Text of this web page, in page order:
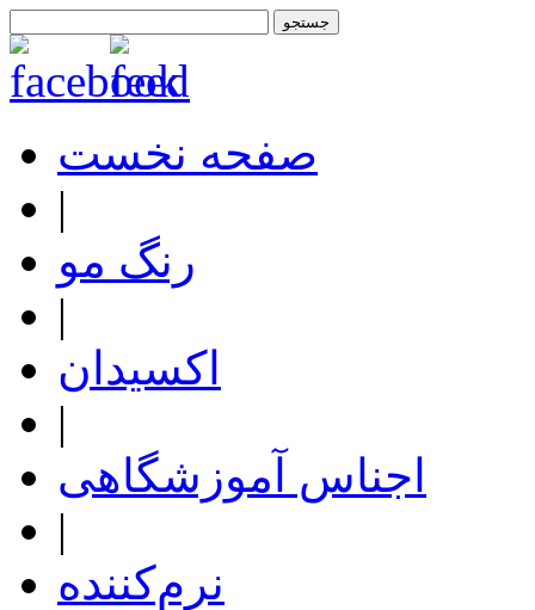
صفحه نخست
|
رنگ مو
|
اکسیدان
|
اجناس آموزشگاهی
|
نرم‌کننده